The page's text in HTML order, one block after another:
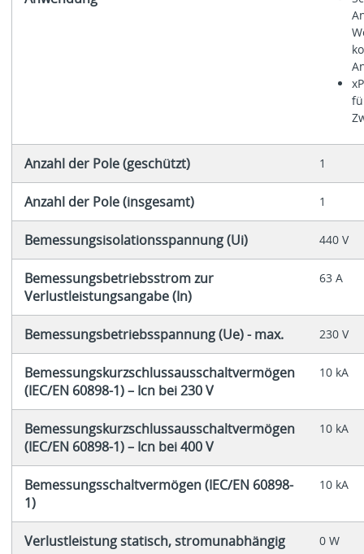
Anzahl der Pole (geschützt) 1
Anzahl der Pole (insgesamt) 1
Bemessungsisolationsspannung (Ui) 440 V
Bemessungsbetriebsstrom zur
Verlustleistungsangabe (In)
63 A
Bemessungsbetriebsspannung (Ue) - max. 230 V
Bemessungskurzschlussausschaltvermögen
(IEC/EN 60898-1) – Icn bei 230 V
10 kA
Bemessungskurzschlussausschaltvermögen
(IEC/EN 60898-1) – Icn bei 400 V
10 kA
Bemessungsschaltvermögen (IEC/EN 60898-
1)
10 kA
Verlustleistung statisch, stromunabhängig 0 W